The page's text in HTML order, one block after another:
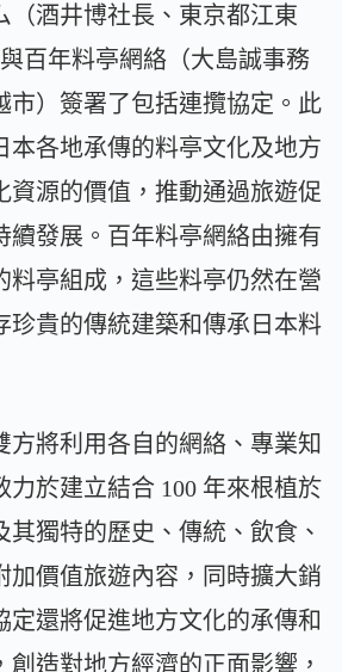
（酒井博社長、東京都江東
百年料亭網絡（大島誠事務
市）簽署了包括連攬協定。此
本各地承傳的料亭文化及地方
資源的價值，推動通過旅遊促
續發展。百年料亭網絡由擁有
料亭組成，這些料亭仍然在營
珍貴的傳統建築和傳承日本料
方將利用各自的網絡、專業知
力於建立結合 100 年來根植於
其獨特的歷史、傳統、飲食、
加價值旅遊內容，同時擴大銷
定還將促進地方文化的承傳和
創造對地方經濟的正面影響，